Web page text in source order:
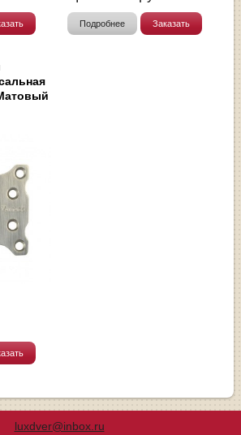
Подробнее Заказать
luxdver@inbox.ru